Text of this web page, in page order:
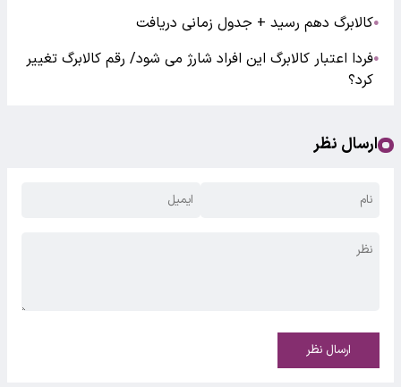
●کالابرگ دهم رسید + جدول زمانی دریافت
●فردا اعتبار کالابرگ این افراد شارژ می شود/ رقم کالابرگ تغییر
کرد؟
ارسال نظر
ارسال نظر